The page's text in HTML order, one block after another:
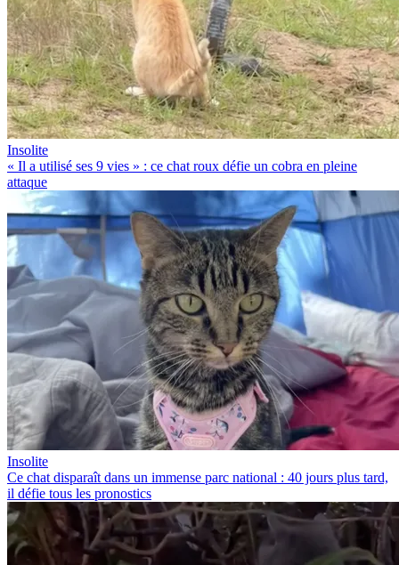
Insolite
« Il a utilisé ses 9 vies » : ce chat roux défie un cobra en pleine
attaque
Insolite
Ce chat disparaît dans un immense parc national : 40 jours plus tard,
il défie tous les pronostics